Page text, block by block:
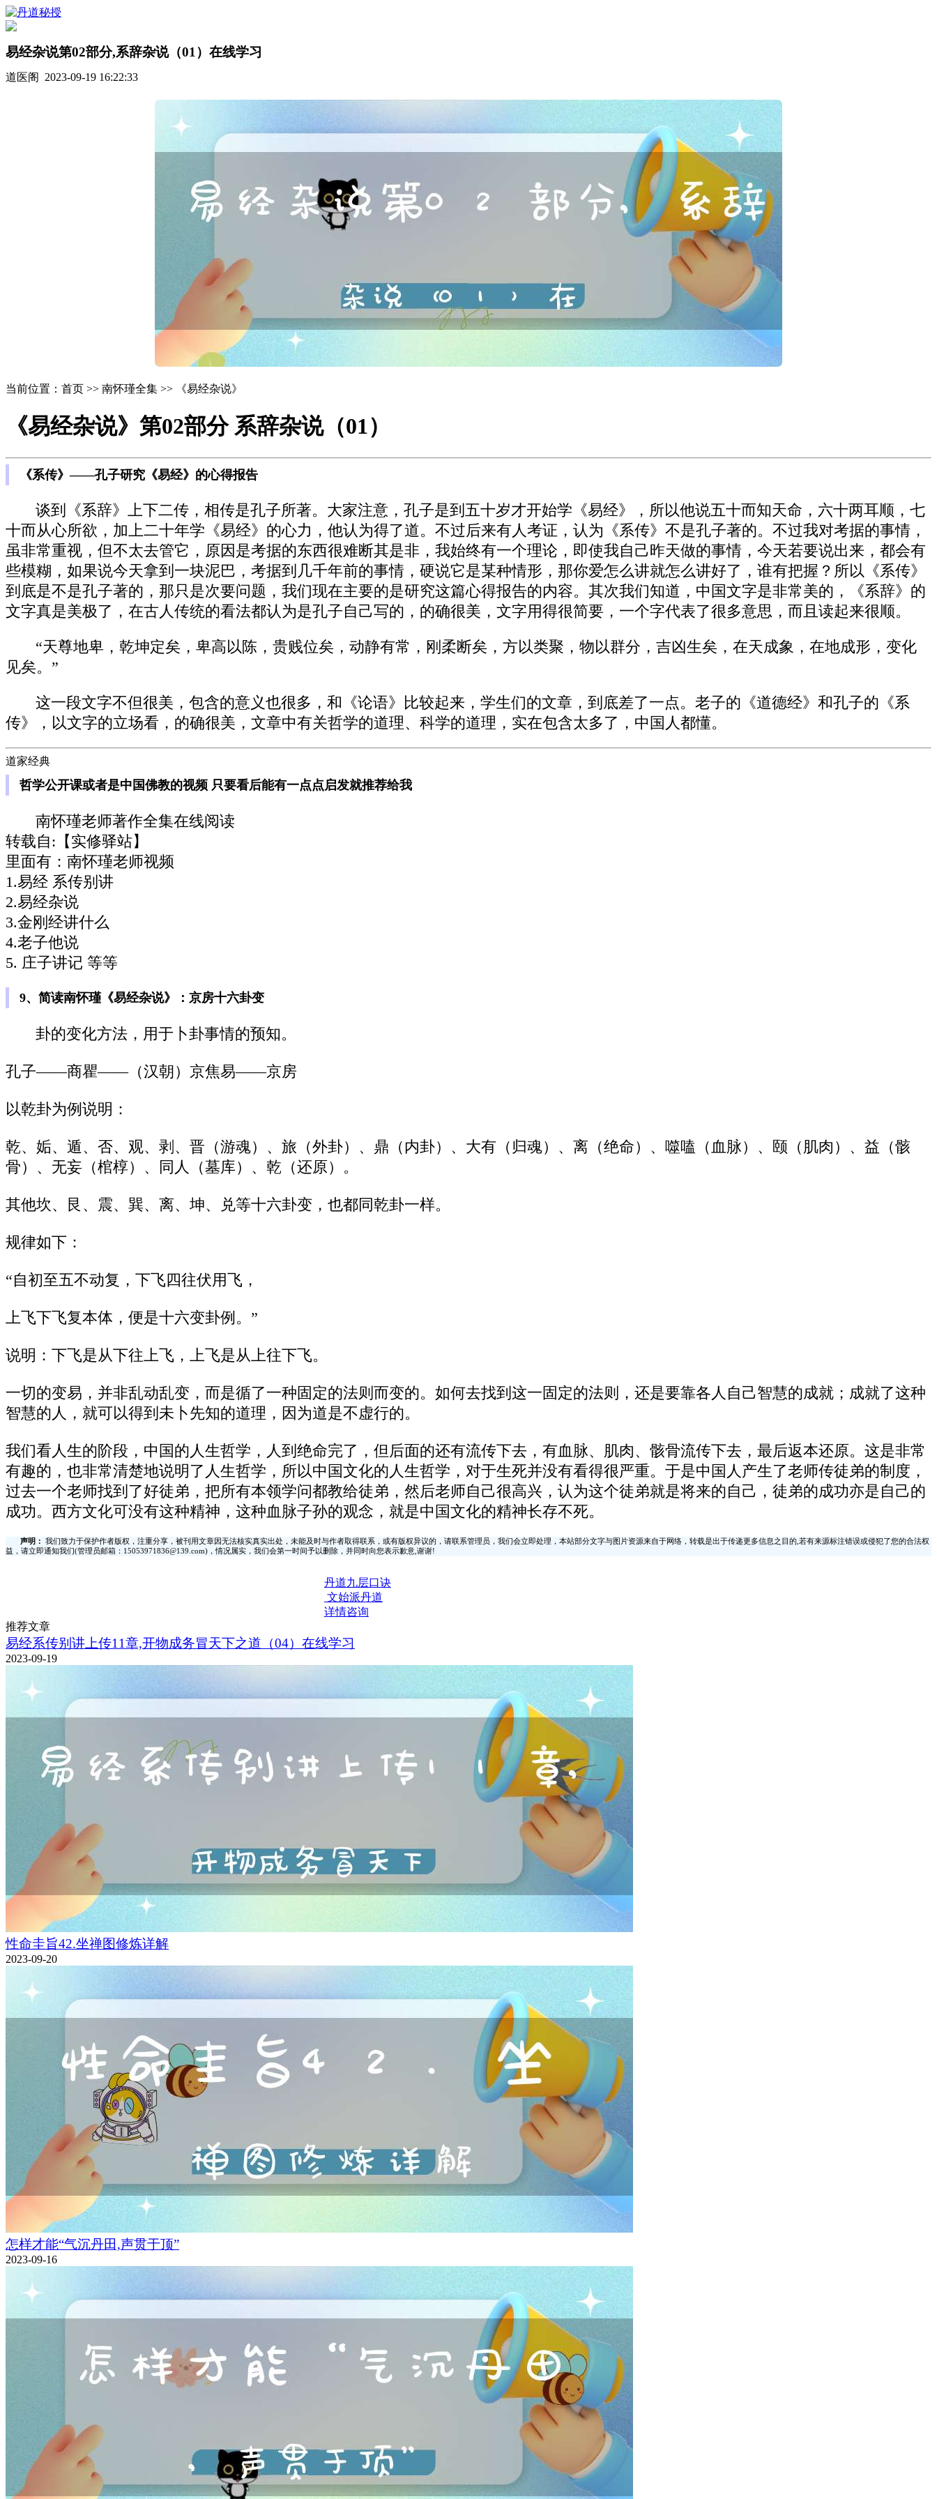
易经杂说第02部分,系辞杂说（01）在线学习
道医阁 2023-09-19 16:22:33
当前位置：首页 >> 南怀瑾全集 >> 《易经杂说》
《易经杂说》第02部分 系辞杂说（01）
《系传》——孔子研究《易经》的心得报告
谈到《系辞》上下二传，相传是孔子所著。大家注意，孔子是到五十岁才开始学《易经》，所以他说五十而知天命，六十两耳顺，七
十而从心所欲，加上二十年学《易经》的心力，他认为得了道。不过后来有人考证，认为《系传》不是孔子著的。不过我对考据的事情，
虽非常重视，但不太去管它，原因是考据的东西很难断其是非，我始终有一个理论，即使我自己昨天做的事情，今天若要说出来，都会有
些模糊，如果说今天拿到一块泥巴，考据到几千年前的事情，硬说它是某种情形，那你爱怎么讲就怎么讲好了，谁有把握？所以《系传》
到底是不是孔子著的，那只是次要问题，我们现在主要的是研究这篇心得报告的内容。其次我们知道，中国文字是非常美的，《系辞》的
文字真是美极了，在古人传统的看法都认为是孔子自己写的，的确很美，文字用得很简要，一个字代表了很多意思，而且读起来很顺。
“天尊地卑，乾坤定矣，卑高以陈，贵贱位矣，动静有常，刚柔断矣，方以类聚，物以群分，吉凶生矣，在天成象，在地成形，变化
见矣。”
这一段文字不但很美，包含的意义也很多，和《论语》比较起来，学生们的文章，到底差了一点。老子的《道德经》和孔子的《系
传》，以文字的立场看，的确很美，文章中有关哲学的道理、科学的道理，实在包含太多了，中国人都懂。
道家经典
哲学公开课或者是中国佛教的视频 只要看后能有一点点启发就推荐给我
南怀瑾老师著作全集在线阅读
转载自:【实修驿站】
里面有：南怀瑾老师视频
1.易经 系传别讲
2.易经杂说
3.金刚经讲什么
4.老子他说
5. 庄子讲记 等等
9、简读南怀瑾《易经杂说》：京房十六卦变
卦的变化方法，用于卜卦事情的预知。
孔子——商瞿——（汉朝）京焦易——京房
以乾卦为例说明：
乾、姤、遁、否、观、剥、晋（游魂）、旅（外卦）、鼎（内卦）、大有（归魂）、离（绝命）、噬嗑（血脉）、颐（肌肉）、益（骸
骨）、无妄（棺椁）、同人（墓库）、乾（还原）。
其他坎、艮、震、巽、离、坤、兑等十六卦变，也都同乾卦一样。
规律如下：
“自初至五不动复，下飞四往伏用飞，
上飞下飞复本体，便是十六变卦例。”
说明：下飞是从下往上飞，上飞是从上往下飞。
一切的变易，并非乱动乱变，而是循了一种固定的法则而变的。如何去找到这一固定的法则，还是要靠各人自己智慧的成就；成就了这种
智慧的人，就可以得到未卜先知的道理，因为道是不虚行的。
我们看人生的阶段，中国的人生哲学，人到绝命完了，但后面的还有流传下去，有血脉、肌肉、骸骨流传下去，最后返本还原。这是非常
有趣的，也非常清楚地说明了人生哲学，所以中国文化的人生哲学，对于生死并没有看得很严重。于是中国人产生了老师传徒弟的制度，
过去一个老师找到了好徒弟，把所有本领学问都教给徒弟，然后老师自己很高兴，认为这个徒弟就是将来的自己，徒弟的成功亦是自己的
成功。西方文化可没有这种精神，这种血脉子孙的观念，就是中国文化的精神长存不死。
声明：
我们致力于保护作者版权，注重分享，被刊用文章因无法核实真实出处，未能及时与作者取得联系，或有版权异议的，请联系管理员，我们会立即处理，本站部分文字与图片资源来自于网络，转载是出于传递更多信息之目的,若有来源标注错误或侵犯了您的合法权
益，请立即通知我们(管理员邮箱：15053971836@139.com)，情况属实，我们会第一时间予以删除，并同时向您表示歉意,谢谢!
丹道九层口诀
文始派丹道
详情咨询
推荐文章
易经系传别讲上传11章,开物成务冒天下之道（04）在线学习
2023-09-19
性命圭旨42.坐禅图修炼详解
2023-09-20
怎样才能“气沉丹田,声贯于顶”
2023-09-16